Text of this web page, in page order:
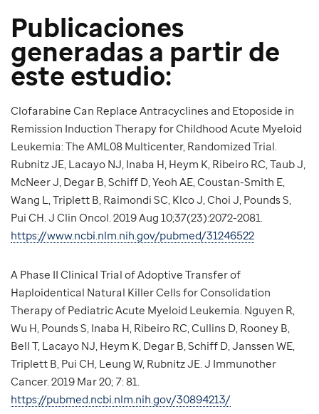
Publicaciones
generadas a partir de
este estudio:
Clofarabine Can Replace Antracyclines and Etoposide in
Remission Induction Therapy for Childhood Acute Myeloid
Leukemia: The AML08 Multicenter, Randomized Trial.
Rubnitz JE, Lacayo NJ, Inaba H, Heym K, Ribeiro RC, Taub J,
McNeer J, Degar B, Schiff D, Yeoh AE, Coustan-Smith E,
Wang L, Triplett B, Raimondi SC, Klco J, Choi J, Pounds S,
Pui CH. J Clin Oncol. 2019 Aug 10;37(23):2072-2081.
https://www.ncbi.nlm.nih.gov/pubmed/31246522
A Phase II Clinical Trial of Adoptive Transfer of
Haploidentical Natural Killer Cells for Consolidation
Therapy of Pediatric Acute Myeloid Leukemia. Nguyen R,
Wu H, Pounds S, Inaba H, Ribeiro RC, Cullins D, Rooney B,
Bell T, Lacayo NJ, Heym K, Degar B, Schiff D, Janssen WE,
Triplett B, Pui CH, Leung W, Rubnitz JE. J Immunother
Cancer. 2019 Mar 20; 7: 81.
https://pubmed.ncbi.nlm.nih.gov/30894213/